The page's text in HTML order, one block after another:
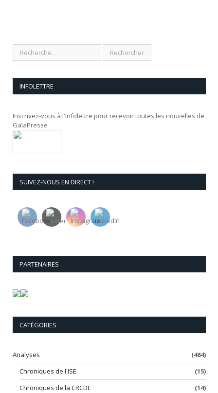
INFOLETTRE
Inscrivez-vous à l'infolettre pour recevoir toutes les nouvelles de
GaïaPresse
SUIVEZ-NOUS EN DIRECT !
PARTENAIRES
CATÉGORIES
Analyses
(484)
Chroniques de l'ISE
(15)
Chroniques de la CRCDE
(14)